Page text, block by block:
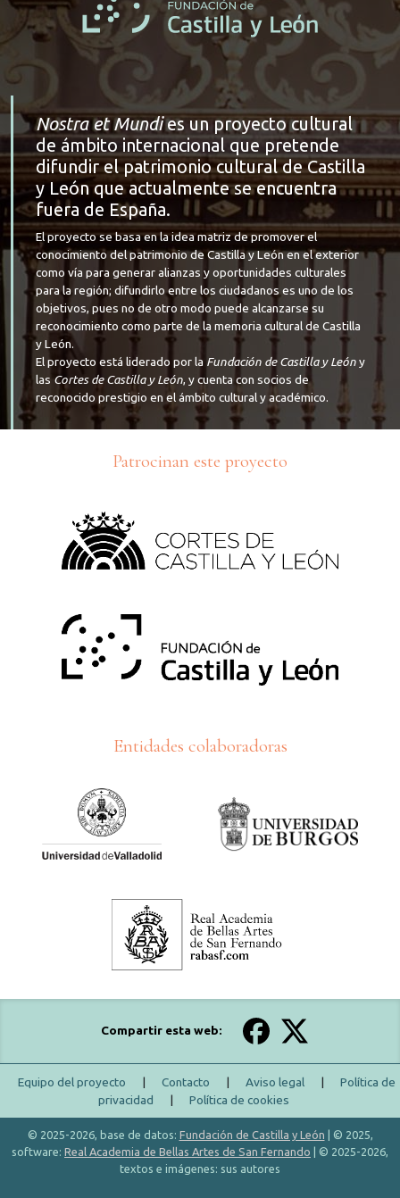
Nostra et Mundies un proyecto cultural
de ámbito internacional que pretende
difundir el patrimonio cultural de Castilla
y León que actualmente se encuentra
fuera de España.
El proyecto se basa en la idea matriz de promover el
conocimiento del patrimonio de Castilla y León en el exterior
como vía para generar alianzas y oportunidades culturales
para la región; difundirlo entre los ciudadanos es uno de los
objetivos, pues no de otro modo puede alcanzarse su
reconocimiento como parte de la memoria cultural de Castilla
y León.
El proyecto está liderado por la Fundación de Castilla y Leóny
lasCortes de Castilla y León, y cuenta con socios de
reconocido prestigio en el ámbito cultural y académico.
Patrocinan este proyecto
Entidades colaboradoras
Compartir esta web:
Equipo del proyecto | Contacto | Aviso legal |
Política de
privacidad
| Política de cookies
© 2025-2026, base de datos: Fundación de Castilla y León | © 2025,
software: Real Academia de Bellas Artes de San Fernando | © 2025-2026,
textos e imágenes: sus autores